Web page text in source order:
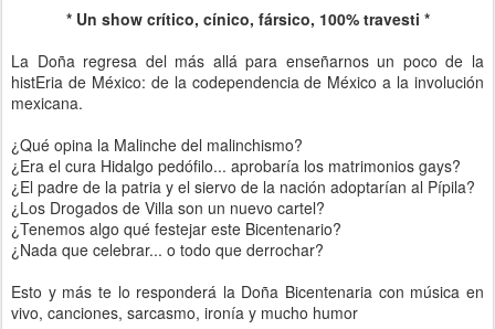
* Un show crítico, cínico, fársico, 100% travesti *
La Doña regresa del más allá para enseñarnos un poco de la
histEria de México: de la codependencia de México a la involución
mexicana.
¿Qué opina la Malinche del malinchismo?
¿Era el cura Hidalgo pedófilo... aprobaría los matrimonios gays?
¿El padre de la patria y el siervo de la nación adoptarían al Pípila?
¿Los Drogados de Villa son un nuevo cartel?
¿Tenemos algo qué festejar este Bicentenario?
¿Nada que celebrar... o todo que derrochar?
Esto y más te lo responderá la Doña Bicentenaria con música en
vivo, canciones, sarcasmo, ironía y mucho humor